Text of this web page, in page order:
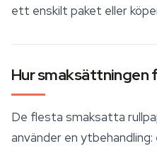
ett enskilt paket eller
Hur
De flesta smaksatta
använder en